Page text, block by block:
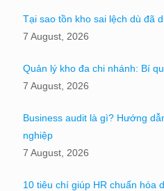
Tại sao tồn kho sai lệch dù đã
7 August, 2026
Quản lý kho đa chi nhánh: Bí
7 August, 2026
Business audit là gì? Hướng
nghiệp
7 August, 2026
10 tiêu chí giúp HR chuẩn hóa